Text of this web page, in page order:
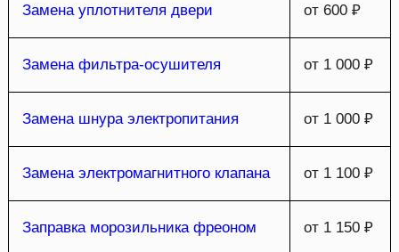
Замена уплотнителя двери от 600 ₽
Замена фильтра-осушителя от 1 000 ₽
Замена шнура электропитания от 1 000 ₽
Замена электромагнитного клапана от 1 100 ₽
Заправка морозильника фреоном от 1 150 ₽